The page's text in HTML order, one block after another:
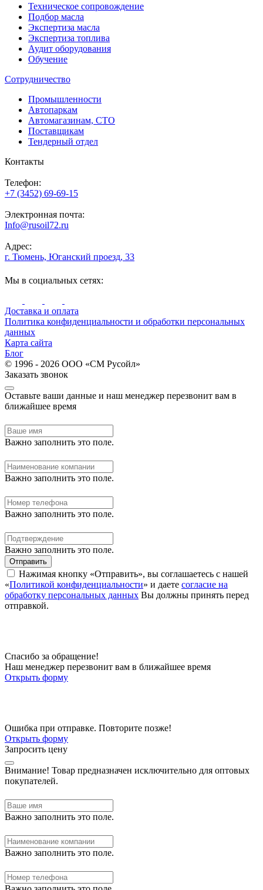
Техническое сопровождение
Подбор масла
Экспертиза масла
Экспертиза топлива
Аудит оборудования
Обучение
Сотрудничество
Промышленности
Автопаркам
Автомагазинам, СТО
Поставщикам
Тендерный отдел
Контакты
Телефон:
+7 (3452) 69-69-15
Электронная почта:
Info@rusoil72.ru
Адрес:
г. Тюмень, Юганский проезд, 33
Мы в социальных сетях:
Доставка и оплата
Политика конфиденциальности и обработки персональных
данных
Карта сайта
Блог
© 1996 - 2026 ООО «СМ Русойл»
Заказать звонок
Оставьте ваши данные и наш менеджер перезвонит вам в
ближайшее время
Важно заполнить это поле.
Важно заполнить это поле.
Важно заполнить это поле.
Важно заполнить это поле.
Отправить
Нажимая кнопку «Отправить», вы соглашаетесь с нашей
«Политикой конфиденциальности» и даете согласие на
обработку персональных данных Вы должны принять перед
отправкой.
Спасибо за обращение!
Наш менеджер перезвонит вам в ближайшее время
Открыть форму
Ошибка при отправке. Повторите позже!
Открыть форму
Запросить цену
Внимание! Товар предназначен исключительно для оптовых
покупателей.
Важно заполнить это поле.
Важно заполнить это поле.